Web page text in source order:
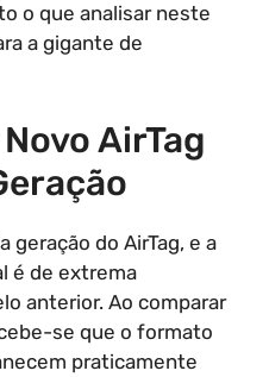
o que analisar neste
a gigante de
AirTag
geração do AirTag, e a
é de extrema
anterior. Ao comparar
se que o formato
praticamente